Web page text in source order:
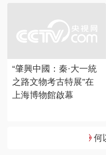
“肇興中國：秦·大一統
之路文物考古特展”在
上海博物館啟幕
何